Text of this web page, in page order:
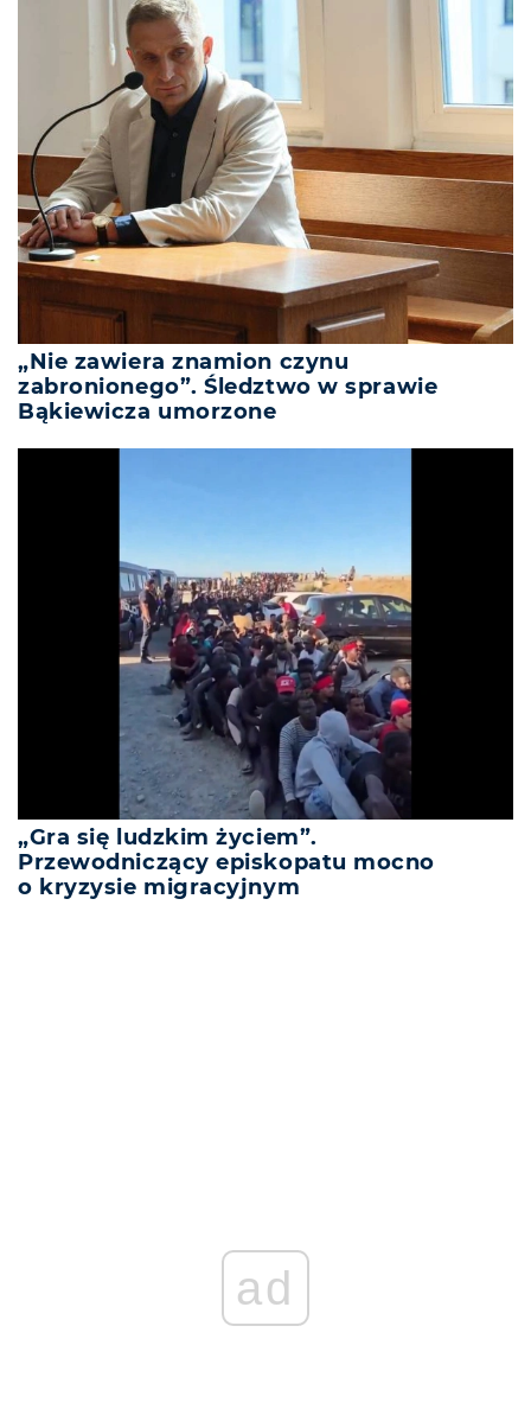
„Nie zawiera znamion czynu
zabronionego”. Śledztwo w sprawie
Bąkiewicza umorzone
„Gra się ludzkim życiem”.
Przewodniczący episkopatu mocno
o kryzysie migracyjnym